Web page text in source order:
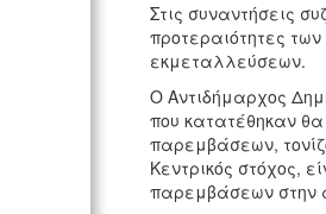
Στις συναντήσεις
προτεραιότητες
εκμεταλλεύσεων.
Ο Αντιδήμαρχος
που κατατέθηκαν
παρεμβάσεων,
Κεντρικός στόχος,
παρεμβάσεων στην